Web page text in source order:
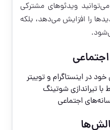
ویدئوهای مشترکی
را افزایش می‌دهد، بلکه
در اینستاگرام و توییتر
تیراندازی شوتینگ
اجتماعی